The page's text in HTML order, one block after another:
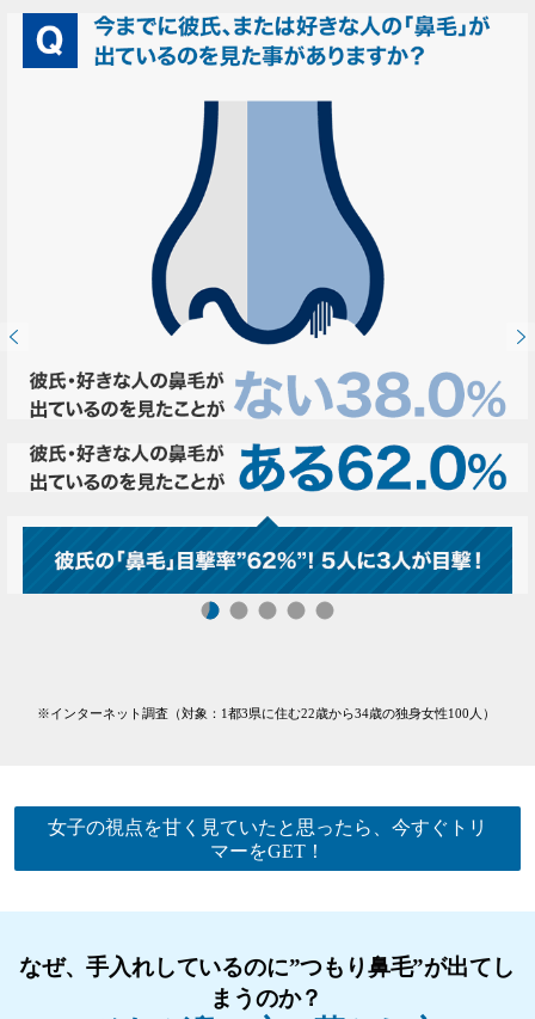
※インターネット調査（対象：1都3県に住む22歳から34歳の独身女性100人）
女子の視点を甘く見ていたと思ったら、今すぐトリ
マーをGET！
なぜ、手入れしているのに”つもり鼻毛”が出てし
まうのか？